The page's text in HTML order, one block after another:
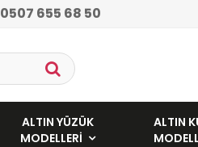
0507 655 68 50
ALTIN YÜZÜK
MODELLERI
ALTIN